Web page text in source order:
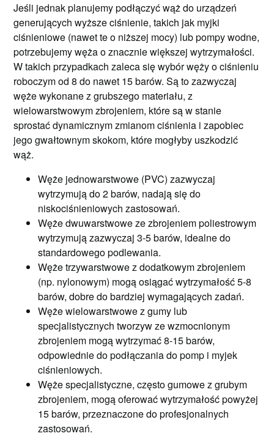
Jeśli jednak planujemy podłączyć wąż do urządzeń
generujących wyższe ciśnienie, takich jak myjki
ciśnieniowe (nawet te o niższej mocy) lub pompy wodne,
potrzebujemy węża o znacznie większej wytrzymałości.
W takich przypadkach zaleca się wybór węży o ciśnieniu
roboczym od 8 do nawet 15 barów. Są to zazwyczaj
węże wykonane z grubszego materiału, z
wielowarstwowym zbrojeniem, które są w stanie
sprostać dynamicznym zmianom ciśnienia i zapobiec
jego gwałtownym skokom, które mogłyby uszkodzić
wąż.
Węże jednowarstwowe (PVC) zazwyczaj
wytrzymują do 2 barów, nadają się do
niskociśnieniowych zastosowań.
Węże dwuwarstwowe ze zbrojeniem poliestrowym
wytrzymują zazwyczaj 3-5 barów, idealne do
standardowego podlewania.
Węże trzywarstwowe z dodatkowym zbrojeniem
(np. nylonowym) mogą osiągać wytrzymałość 5-8
barów, dobre do bardziej wymagających zadań.
Węże wielowarstwowe z gumy lub
specjalistycznych tworzyw ze wzmocnionym
zbrojeniem mogą wytrzymać 8-15 barów,
odpowiednie do podłączania do pomp i myjek
ciśnieniowych.
Węże specjalistyczne, często gumowe z grubym
zbrojeniem, mogą oferować wytrzymałość powyżej
15 barów, przeznaczone do profesjonalnych
zastosowań.